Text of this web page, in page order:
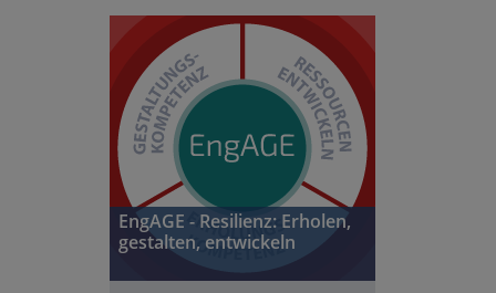
EngAGE - Resilienz: Erholen,
gestalten, entwickeln